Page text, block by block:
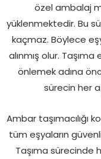
özel ambalaj
yüklenmektedir. Bu
kaçmaz. Böylece
alınmış olur. Taşıma
önlemek adına
sürecin her
Ambar taşımacılığı
tüm eşyaların
Taşıma sürecinde